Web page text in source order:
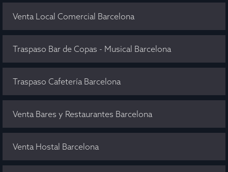
Venta Local Comercial Barcelona
Traspaso Bar de Copas - Musical Barcelona
Traspaso Cafetería Barcelona
Venta Bares y Restaurantes Barcelona
Venta Hostal Barcelona